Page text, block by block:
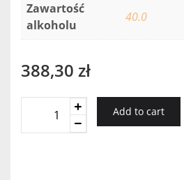
Zawartość
alkoholu
40.0
388,30 zł
Gaston
Add to cart